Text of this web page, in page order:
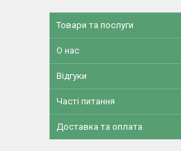
Товари та послуги
О нас
Відгуки
Часті питання
Доставка та оплата